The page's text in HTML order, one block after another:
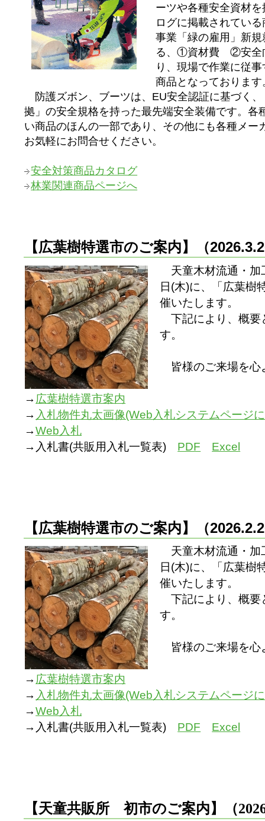
ーツや各種安全資材
ログに掲載されてい
事業「緑の雇用」新
る、①資材費 ②安全
り、現場で作業に従
商品となっております
防護ズボン、ブーツは、EU安全認証に基づく
拠」の安全規格を持った最先端安全装備です。各
い商品のほんの一部であり、その他にも各種メー
お気軽にお問合せください。
安全対策商品カタログ
林業関連商品ページへ
【広葉樹特選市のご案内】 （
天童木材流通・加
日(木)に、「広葉樹
催いたします。
下記により、概要
す。
皆様のご来場を心
→ 広葉樹特選市案内
→ 入札物件丸太画像(Web入札システムページ
→Web入札
→入札書(共販用入札一覧表) PDF Excel
【広葉樹特選市のご案内】 （
天童木材流通・加
日(木)に、「広葉樹
催いたします。
下記により、概要
す。
皆様のご来場を心
→ 広葉樹特選市案内
→ 入札物件丸太画像(Web入札システムページ
→Web入札
→入札書(共販用入札一覧表) PDF Excel
【天童共販所 初市のご案内】（